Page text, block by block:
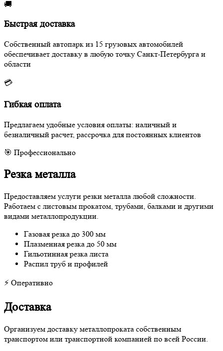
🚚
Быстрая доставка
Собственный автопарк из 15 грузовых автомобилей
обеспечивает доставку в любую точку Санкт-Петербурга и
области
💳
Гибкая оплата
Предлагаем удобные условия оплаты: наличный и
безналичный расчет, рассрочка для постоянных клиентов
🎯 Профессионально
Резка металла
Предоставляем услуги резки металла любой сложности.
Работаем с листовым прокатом, трубами, балками и другими
видами металлопродукции.
Газовая резка до 300 мм
Плазменная резка до 50 мм
Гильотинная резка листа
Распил труб и профилей
⚡ Оперативно
Доставка
Организуем доставку металлопроката собственным
транспортом или транспортной компанией по всей России.